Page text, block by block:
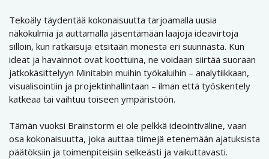
Tekoäly täydentää kokonaisuutta tarjoamalla uusia
näkökulmia ja auttamalla jäsentämään laajoja ideavirtoja
silloin, kun ratkaisuja etsitään monesta eri suunnasta. Kun
ideat ja havainnot ovat koottuina, ne voidaan siirtää suoraan
jatkokäsittelyyn Minitabin muihin työkaluihin – analytiikkaan,
visualisointiin ja projektinhallintaan – ilman että työskentely
katkeaa tai vaihtuu toiseen ympäristöön.
Tämän vuoksi Brainstorm ei ole pelkkä ideointiväline, vaan
osa kokonaisuutta, joka auttaa tiimejä etenemään ajatuksista
päätöksiin ja toimenpiteisiin selkeästi ja vaikuttavasti.